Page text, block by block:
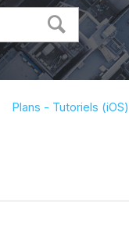
Plans - Tutoriels (iOS)